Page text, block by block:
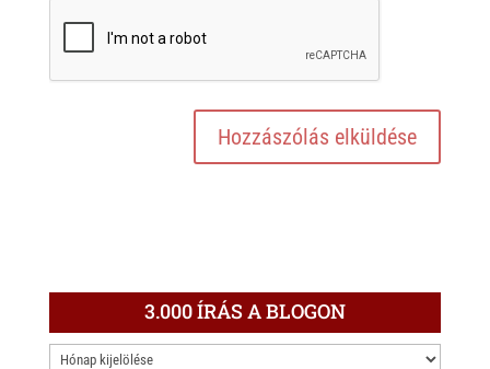
3.000 ÍRÁS A BLOGON
3.000